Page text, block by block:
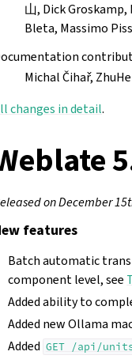
山, Dick
Bleta, Massimo
Michal Čihař,
changes in detail.
on December
features
Batch automatic
component level, see
Added ability to
Added new Ollama
Added GET /api/